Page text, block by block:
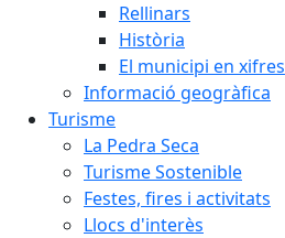
Rellinars
Història
El municipi en xifres
Informació geogràfica
Turisme
La Pedra Seca
Turisme Sostenible
Festes, fires i activitats
Llocs d'interès